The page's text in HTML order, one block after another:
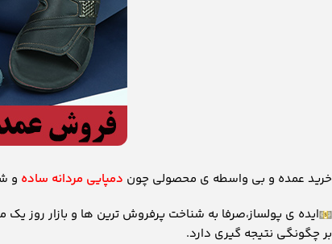
خرید عمده و بی واسطه ‌ی محصولی چون دمپایی مردانه ساده و
ایده ی پولساز،صرفا به شناخت پرفروش ترین ها و بازار روز
بر چگونگی نتیجه گیری دارد.